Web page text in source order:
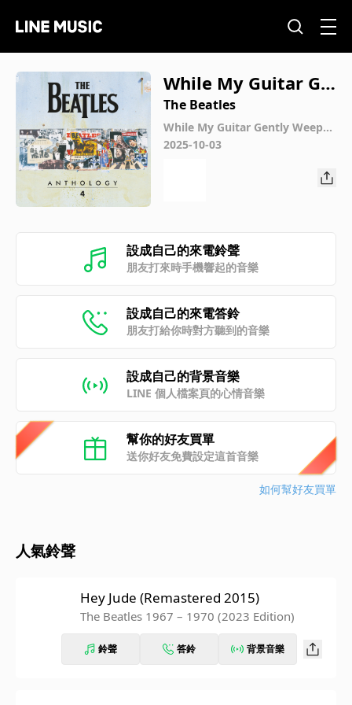
While My Guitar Ge
ntly Weeps (Third V
ersion - Take 27)
The Beatles
While My Guitar Gently Weeps
(Third Version - Take 27)
2025-10-03
設成自己的來電鈴聲
朋友打來時手機響起的音樂
設成自己的來電答鈴
朋友打給你時對方聽到的音樂
設成自己的背景音樂
LINE 個人檔案頁的心情音樂
幫你的好友買單
送你好友免費設定這首音樂
如何幫好友買單
人氣鈴聲
Hey Jude (Remastered 2015)
The Beatles 1967 – 1970 (2023 Edition)
鈴聲 答鈴 背景音樂